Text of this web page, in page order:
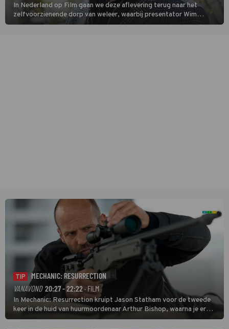
In Nederland op Film gaan we deze aflevering terug naar het
zelfvoorzienende dorp van weleer, waarbij presentator Wim
Daniëls de kijkers meeneemt op reis door de tijd aan de hand van
TIP
MECHANIC: RESURRECTION
VANAVOND 20:27 - 22:22· FILM
In Mechanic: Resurrection kruipt Jason Statham voor de tweede
keer in de huid van huurmoordenaar Arthur Bishop, waarna je er
donder op kunt zeggen dat er van Bishops geplande pensioen niet